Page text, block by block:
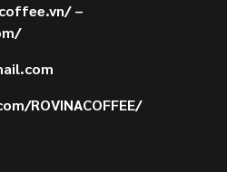
–
ROVINACOFFEE/